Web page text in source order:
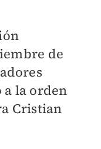
de
la orden
Cristian